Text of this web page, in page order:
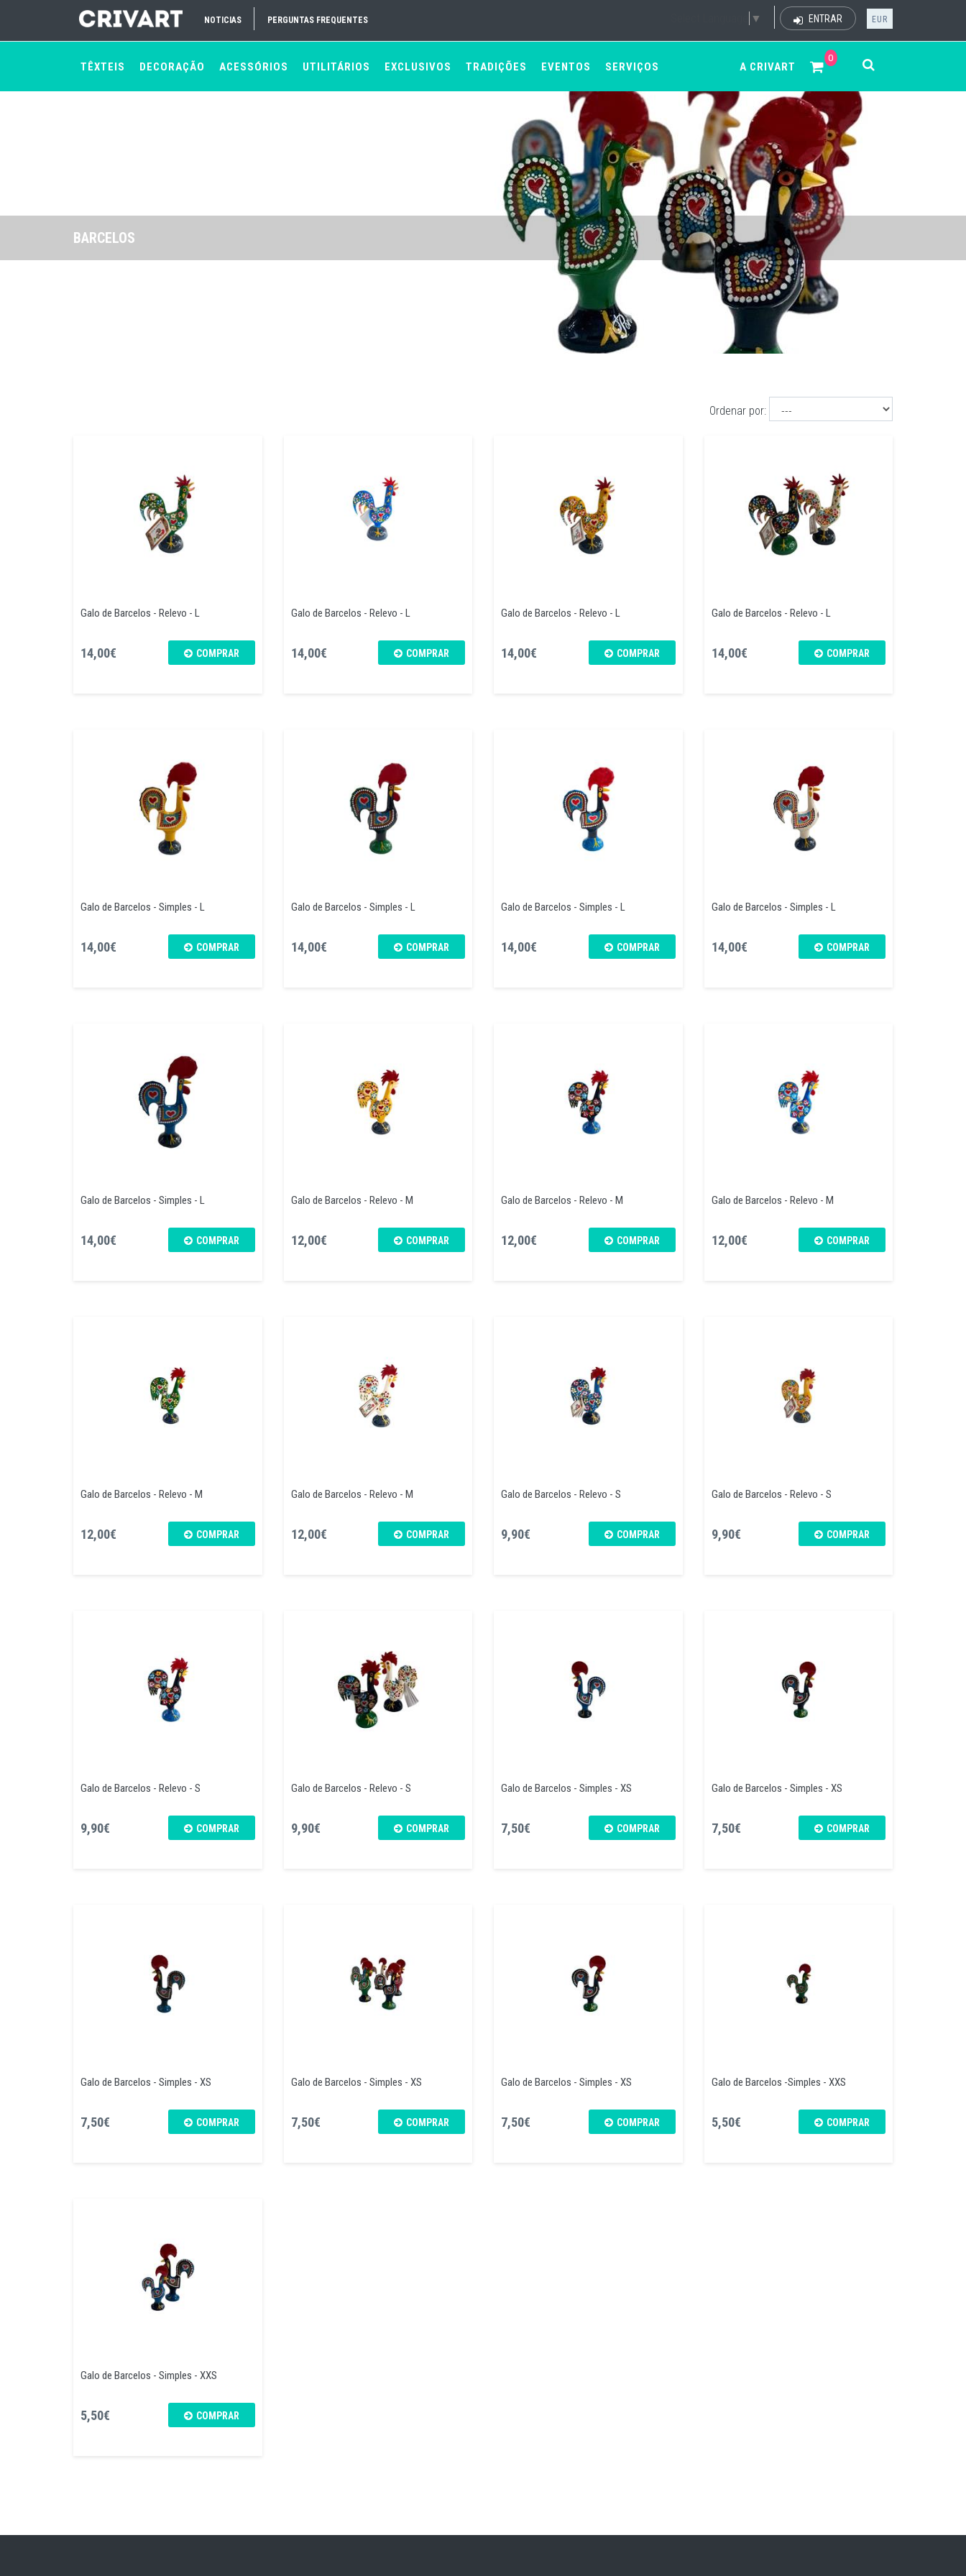
NOTICIAS PERGUNTAS FREQUENTES ▼ ENTRAR EUR
TÊXTEIS DECORAÇÃO ACESSÓRIOS UTILITÁRIOS EXCLUSIVOS TRADIÇÕES EVENTOS SERVIÇOS
0
A CRIVART
BARCELOS
Ordenar por:
Galo de Barcelos - Relevo - L
14,00€ COMPRAR
Galo de Barcelos - Relevo - L
14,00€ COMPRAR
Galo de Barcelos - Relevo - L
14,00€ COMPRAR
Galo de Barcelos - Relevo - L
14,00€ COMPRAR
Galo de Barcelos - Simples - L
14,00€ COMPRAR
Galo de Barcelos - Simples - L
14,00€ COMPRAR
Galo de Barcelos - Simples - L
14,00€ COMPRAR
Galo de Barcelos - Simples - L
14,00€ COMPRAR
Galo de Barcelos - Simples - L
14,00€ COMPRAR
Galo de Barcelos - Relevo - M
12,00€ COMPRAR
Galo de Barcelos - Relevo - M
12,00€ COMPRAR
Galo de Barcelos - Relevo - M
12,00€ COMPRAR
Galo de Barcelos - Relevo - M
12,00€ COMPRAR
Galo de Barcelos - Relevo - M
12,00€ COMPRAR
Galo de Barcelos - Relevo - S
9,90€ COMPRAR
Galo de Barcelos - Relevo - S
9,90€ COMPRAR
Galo de Barcelos - Relevo - S
9,90€ COMPRAR
Galo de Barcelos - Relevo - S
9,90€ COMPRAR
Galo de Barcelos - Simples - XS
7,50€ COMPRAR
Galo de Barcelos - Simples - XS
7,50€ COMPRAR
Galo de Barcelos - Simples - XS
7,50€ COMPRAR
Galo de Barcelos - Simples - XS
7,50€ COMPRAR
Galo de Barcelos - Simples - XS
7,50€ COMPRAR
Galo de Barcelos -Simples - XXS
5,50€ COMPRAR
Galo de Barcelos - Simples - XXS
5,50€ COMPRAR